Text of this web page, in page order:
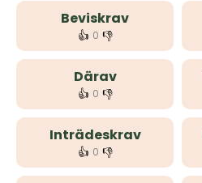
Beviskrav
👍 0 👎
Därav
👍 0 👎
Inträdeskrav
👍 0 👎